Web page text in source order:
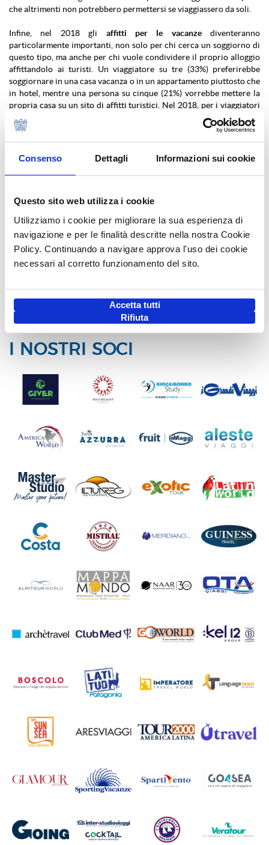
Consenso Dettagli Informazioni sui cookie
Questo sito web utilizza i cookie
Utilizziamo i cookie per migliorare la sua esperienza di
navigazione e per le finalità descritte nella nostra Cookie
Policy. Continuando a navigare approva l'uso dei cookie
necessari al corretto funzionamento del sito.
Accetta tutti
Rifiuta
che altrimenti non potrebbero permettersi se viaggiassero da soli.
Infine, nel 2018 gli affitti per le vacanzediventeranno
particolarmente importanti, non solo per chi cerca un soggiorno di
questo tipo, ma anche per chi vuole condividere il proprio alloggio
affittandolo ai turisti. Un viaggiatore su tre (33%) preferirebbe
soggiornare in una casa vacanza o in un appartamento piuttosto che
in hotel, mentre una persona su cinque (21%) vorrebbe mettere la
propria casa su un sito di affitti turistici. Nel 2018, per i viaggiatori
sarà importante sapere che gli host sono a loro disposizione ma non
iper presenti (30%), mentre una persona su 10 (12%) preferirà non
averci proprio a che fare.– Fonte: Travelnostop.com
Pubblicato sul sito ASTOI il 30/10/2017
COMUNICATI STAMPA ASTOI
NEWS TURISMO
NEWS ASTOI
I NOSTRI SOCI